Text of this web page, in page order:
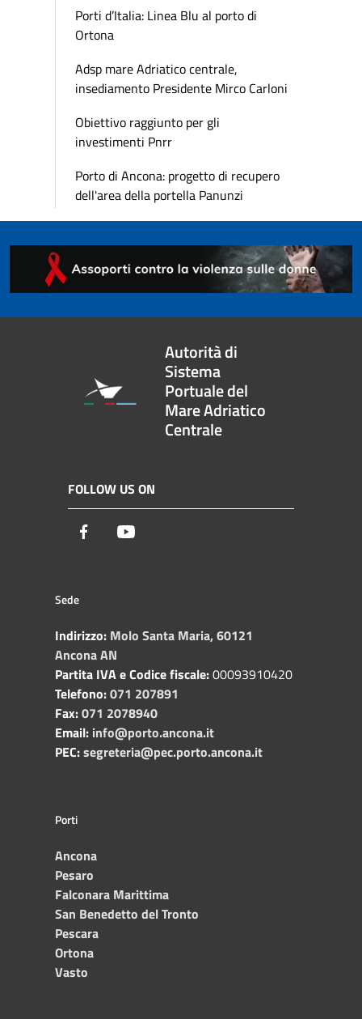
Porti d’Italia: Linea Blu al porto di
Ortona
Adsp mare Adriatico centrale,
insediamento Presidente Mirco Carloni
Obiettivo raggiunto per gli
investimenti Pnrr
Porto di Ancona: progetto di recupero
dell'area della portella Panunzi
Autorità di
Sistema
Portuale del
Mare Adriatico
Centrale
FOLLOW US ON
Facebook
Sede
Indirizzo: Molo Santa Maria, 60121
Ancona AN
Partita IVA e Codice fiscale:00093910420
Telefono:071 207891
Fax:071 2078940
Email: info@porto.ancona.it
PEC:segreteria@pec.porto.ancona.it
Porti
Ancona
Pesaro
Falconara Marittima
San Benedetto del Tronto
Pescara
Ortona
Vasto